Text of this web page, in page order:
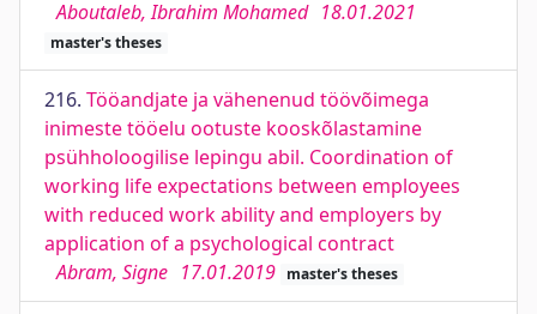
Aboutaleb, Ibrahim Mohamed 18.01.2021
master's theses
216. Tööandjate ja vähenenud töövõimega
inimeste tööelu ootuste kooskõlastamine
psühholoogilise lepingu abil. Coordination of
working life expectations between employees
with reduced work ability and employers by
application of a psychological contract
Abram, Signe 17.01.2019 master's theses